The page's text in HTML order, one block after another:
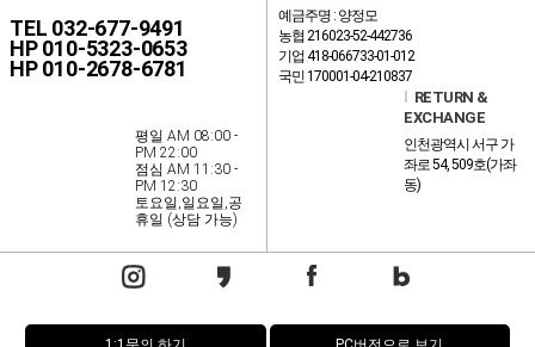
TEL 032-677-9491
HP 010-5323-0653
HP 010-2678-6781
평일 AM 08:00 -
PM 22:00
점심 AM 11:30 -
PM 12:30
토요일,일요일,공
휴일 (상담 가능)
예금주명 : 양정모
농협 216023-52-442736
기업 418-066733-01-012
국민 170001-04-210837
RETURN &
EXCHANGE
인천광역시 서구 가
좌로 54, 509호(가좌
동)